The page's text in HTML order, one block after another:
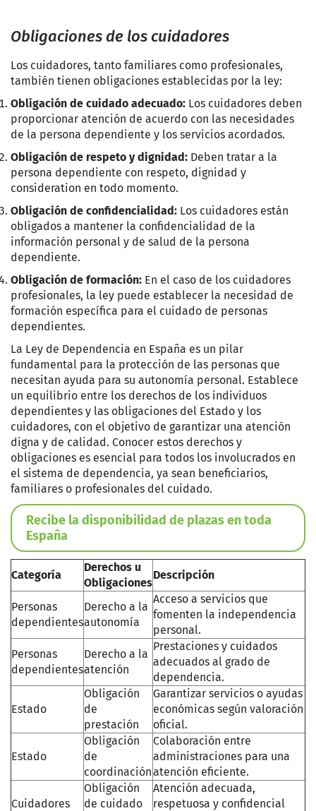
Obligaciones de los cuidadores
Los cuidadores, tanto familiares como profesionales,
también tienen obligaciones establecidas por la ley:
Obligación de cuidado adecuado: Los cuidadores deben
proporcionar atención de acuerdo con las necesidades
de la persona dependiente y los servicios acordados.
Obligación de respeto y dignidad: Deben tratar a la
persona dependiente con respeto, dignidad y
consideration en todo momento.
Obligación de confidencialidad: Los cuidadores están
obligados a mantener la confidencialidad de la
información personal y de salud de la persona
dependiente.
Obligación de formación: En el caso de los cuidadores
profesionales, la ley puede establecer la necesidad de
formación específica para el cuidado de personas
dependientes.
La Ley de Dependencia en España es un pilar
fundamental para la protección de las personas que
necesitan ayuda para su autonomía personal. Establece
un equilibrio entre los derechos de los individuos
dependientes y las obligaciones del Estado y los
cuidadores, con el objetivo de garantizar una atención
digna y de calidad. Conocer estos derechos y
obligaciones es esencial para todos los involucrados en
el sistema de dependencia, ya sean beneficiarios,
familiares o profesionales del cuidado.
Recibe la disponibilidad de plazas en toda
España
Categoría
Derechos u
Obligaciones
Descripción
Personas
dependientes
Derecho a la
autonomía
Acceso a servicios que
fomenten la independencia
personal.
Personas
dependientes
Derecho a la
atención
Prestaciones y cuidados
adecuados al grado de
dependencia.
Estado
Obligación
de
prestación
Garantizar servicios o ayudas
económicas según valoración
oficial.
Estado
Obligación
de
coordinación
Colaboración entre
administraciones para una
atención eficiente.
Cuidadores
Obligación
de cuidado
Atención adecuada,
respetuosa y confidencial